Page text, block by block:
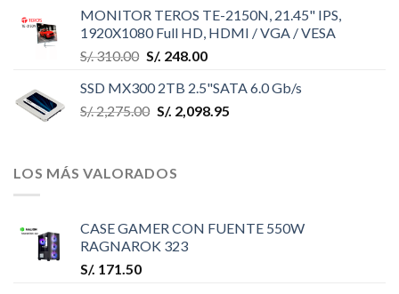
MONITOR TEROS TE-2150N, 21.45" IPS,
1920X1080 Full HD, HDMI / VGA / VESA
S/.310.00 S/. 248.00
SSD MX300 2TB 2.5"SATA 6.0 Gb/s
S/.2,275.00 S/. 2,098.95
LOS MÁS VALORADOS
CASE GAMER CON FUENTE 550W
RAGNAROK 323
S/. 171.50